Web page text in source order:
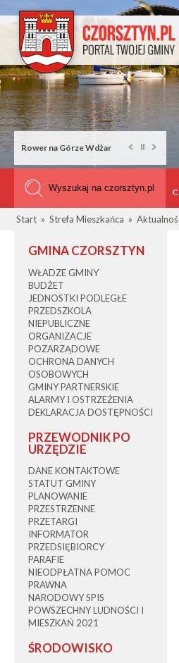
Rower na Górze Wdżar
Start » Strefa Mieszkańca »
GMINA CZORSZTYN
WŁADZE GMINY
BUDŻET
JEDNOSTKI PODLEGŁE
PRZEDSZKOLA
NIEPUBLICZNE
ORGANIZACJE
POZARZĄDOWE
OCHRONA DANYCH
OSOBOWYCH
GMINY PARTNERSKIE
ALARMY I OSTRZEŻENIA
DEKLARACJA DOSTĘPNOŚCI
PRZEWODNIK PO
URZĘDZIE
DANE KONTAKTOWE
STATUT GMINY
PLANOWANIE
PRZESTRZENNE
PRZETARGI
INFORMATOR
PRZEDSIĘBIORCY
PARAFIE
NIEODPŁATNA POMOC
PRAWNA
NARODOWY SPIS
POWSZECHNY LUDNOŚCI I
MIESZKAŃ 2021
ŚRODOWISKO